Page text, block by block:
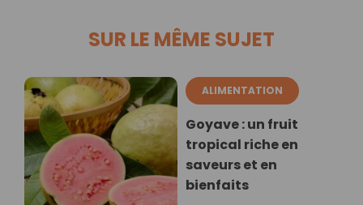
SUR LE MÊME SUJET
ALIMENTATION
Goyave : un fruit
tropical riche en
saveurs et en
bienfaits